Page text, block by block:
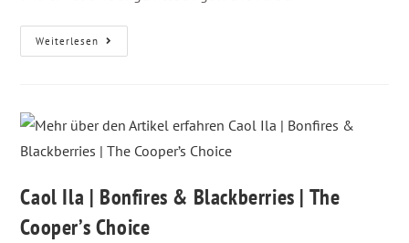
Weiterlesen
Caol Ila | Bonfires & Blackberries | The
Cooper’s Choice